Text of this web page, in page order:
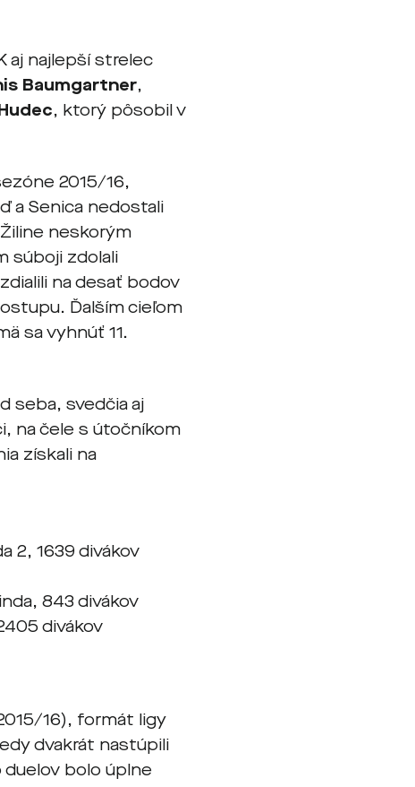
aj najlepší strelec
Baumgartner,
, ktorý pôsobil v
2015/16,
a Senica nedostali
neskorým
súboji zdolali
na desať bodov
Ďalším cieľom
sa vyhnúť 11.
seba, svedčia aj
na čele s útočníkom
získali na
2, 1639 divákov
843 divákov
divákov
16), formát ligy
dvakrát nastúpili
duelov bolo úplne